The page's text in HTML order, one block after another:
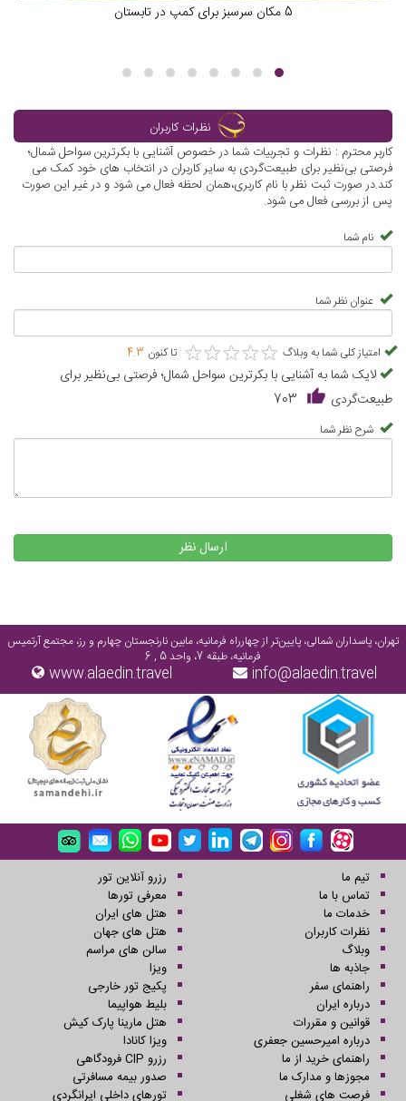
5 مکان سرسبز برای کمپ در تابستان
نظرات کاربران
کاربر محترم : نظرات و تجربیات شما در خصوص آشنایی با بکرترین سواحل شمال؛
فرصتی بی‌نظیر برای طبیعت‌گردی به سایر کاربران در انتخاب های خود کمک می
کند.در صورت ثبت نظر با نام کاربری،همان لحظه فعال می شود و در غیر این صورت
پس از بررسی فعال می شود.
نام شما
عنوان نظر شما
امتیاز کلی شما به وبلاگ ★★★★★
★★★★★ تا کنون 4.3
لایک شما به آشنایی با بکرترین سواحل شمال؛ فرصتی بی‌نظیر برای
طبیعت‌گردی
703
شرح نظر شما
ارسال نظر
تهران، پاسداران شمالی، پایین‌تر از چهارراه فرمانیه، مابین نارنجستان چهارم و رز، مجتمع آرتمیس
فرمانیه، طبقه 7، واحد 5 , 6
info@alaedin.travel
www.alaedin.travel
تیم ما
تماس با ما
خدمات ما
نظرات کاربران
وبلاگ
جاذبه ها
راهنمای سفر
درباره ایران
قوانین و مقررات
درباره امیرحسین جعفری
راهنمای خرید از ما
مجوزها و مدارک ما
فرصت های شغلی
رزرو آنلاین تور
معرفی تورها
هتل های ایران
هتل های جهان
سالن های مراسم
ویزا
پکیج تور خارجی
بلیط هواپیما
هتل مارینا پارک کیش
ویزا کانادا
رزرو CIP فرودگاهی
صدور بیمه مسافرتی
تورهای داخلی ایرانگردی